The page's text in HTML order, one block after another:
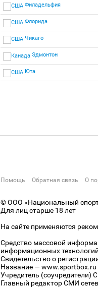
Филадельфия
Флорида
Чикаго
Эдмонтон
Юта
Помощь Обратная связь О
© ООО «Национальный
Для лиц старше 18 лет
На сайте применяются
Средство массовой
информационных
Свидетельство о
Название — www.sportbox.ru
Учредитель (соучредители)
Главный редактор СМИ